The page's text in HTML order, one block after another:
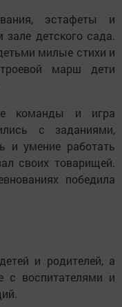
эстафеты и
детского сада.
милые стихи и
марш дети
команды и игра
с заданиями,
и умение работать
своих товарищей.
победила
и родителей, а
с воспитателями и